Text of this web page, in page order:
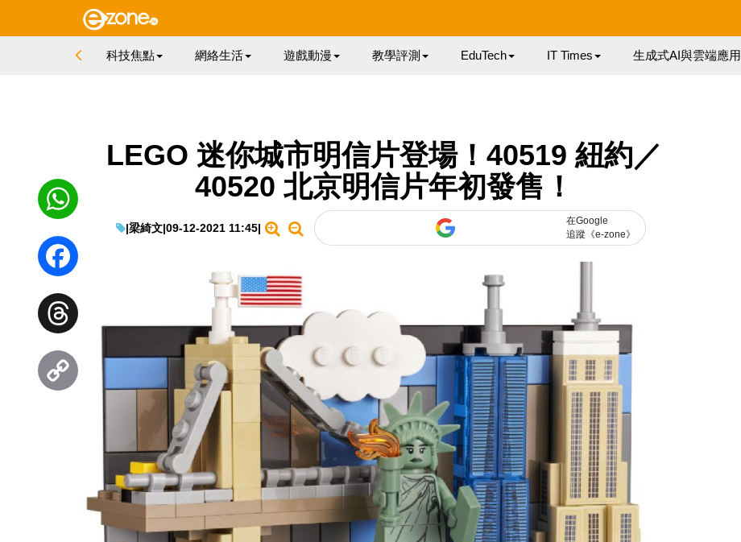
科技焦點 網絡生活 遊戲動漫 教學評測 EduTech IT Times 生成式AI與雲端應用
LEGO 迷你城市明信片登場！40519 紐約／
40520 北京明信片年初發售！
|梁綺文|09-12-2021 11:45|
在Google
追蹤《e-zone》
WhatsApp
Facebook
Threads